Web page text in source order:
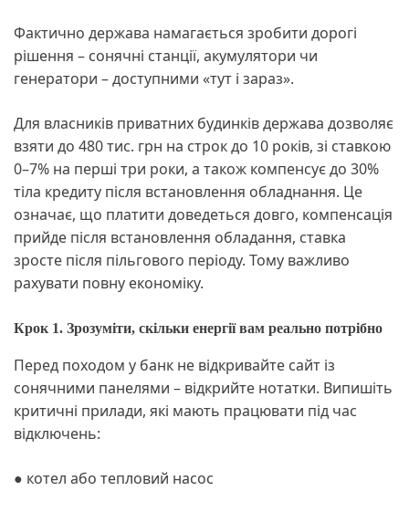
Фактично держава намагається зробити дорогі
рішення – сонячні станції, акумулятори чи
генератори – доступними «тут і зараз».
Для власників приватних будинків держава дозволяє
взяти до 480 тис. грн на строк до 10 років, зі ставкою
0–7% на перші три роки, а також компенсує до 30%
тіла кредиту після встановлення обладнання. Це
означає, що платити доведеться довго, компенсація
прийде після встановлення обладання, ставка
зросте після пільгового періоду. Тому важливо
рахувати повну економіку.
Крок 1. Зрозуміти, скільки енергії вам реально потрібно
Перед походом у банк не відкривайте сайт із
сонячними панелями – відкрийте нотатки. Випишіть
критичні прилади, які мають працювати під час
відключень:
● котел або тепловий насос